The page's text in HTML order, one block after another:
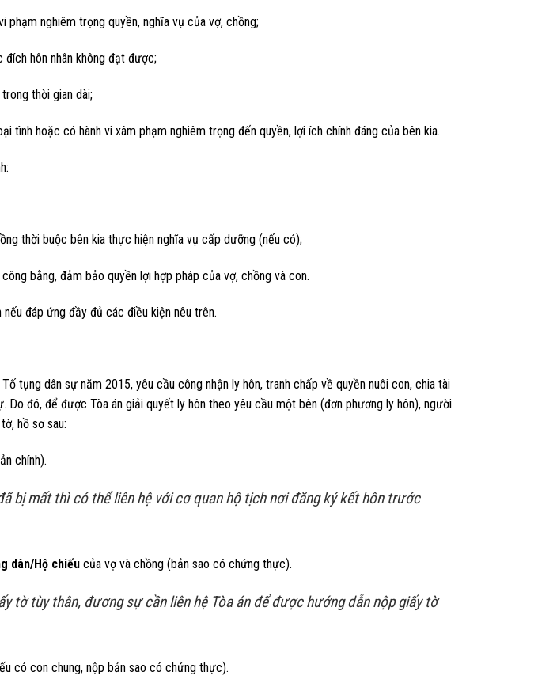
phạm nghiêm trọng quyền, nghĩa vụ của vợ, chồng;
hôn nhân không đạt được;
thời gian dài;
tình hoặc có hành vi xâm phạm nghiêm trọng đến quyền, lợi ích chính đáng của bên kia.
thời buộc bên kia thực hiện nghĩa vụ cấp dưỡng (nếu có);
bằng, đảm bảo quyền lợi hợp pháp của vợ, chồng và con.
đáp ứng đầy đủ các điều kiện nêu trên.
tụng dân sự năm 2015, yêu cầu công nhận ly hôn, tranh chấp về quyền nuôi con, chia tài
Do đó, để được Tòa án giải quyết ly hôn theo yêu cầu một bên (đơn phương ly hôn), người
hồ sơ sau:
chính).
bị mất thì có thể liên hệ với cơ quan hộ tịch nơi đăng ký kết hôn trước
dân/Hộ chiếucủa vợ và chồng (bản sao có chứng thực).
tờ tùy thân, đương sự cần liên hệ Tòa án để được hướng dẫn nộp giấy tờ
có con chung, nộp bản sao có chứng thực).